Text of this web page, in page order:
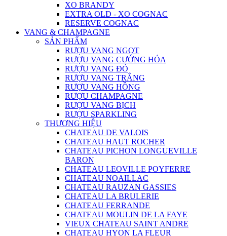
XO BRANDY
EXTRA OLD - XO COGNAC
RESERVE COGNAC
VANG & CHAMPAGNE
SẢN PHẨM
RƯỢU VANG NGỌT
RƯỢU VANG CƯỜNG HÓA
RƯỢU VANG ĐỎ
RƯỢU VANG TRẮNG
RƯỢU VANG HỒNG
RƯỢU CHAMPAGNE
RƯỢU VANG BỊCH
RƯỢU SPARKLING
THƯƠNG HIỆU
CHATEAU DE VALOIS
CHATEAU HAUT ROCHER
CHATEAU PICHON LONGUEVILLE
BARON
CHATEAU LEOVILLE POYFERRE
CHATEAU NOAILLAC
CHATEAU RAUZAN GASSIES
CHATEAU LA BRULERIE
CHATEAU FERRANDE
CHATEAU MOULIN DE LA FAYE
VIEUX CHATEAU SAINT ANDRE
CHATEAU HYON LA FLEUR